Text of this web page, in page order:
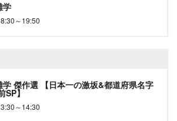
学
～19:50
学 傑作選 【日本一の激坂&都道府県名字
SP】
～14:30